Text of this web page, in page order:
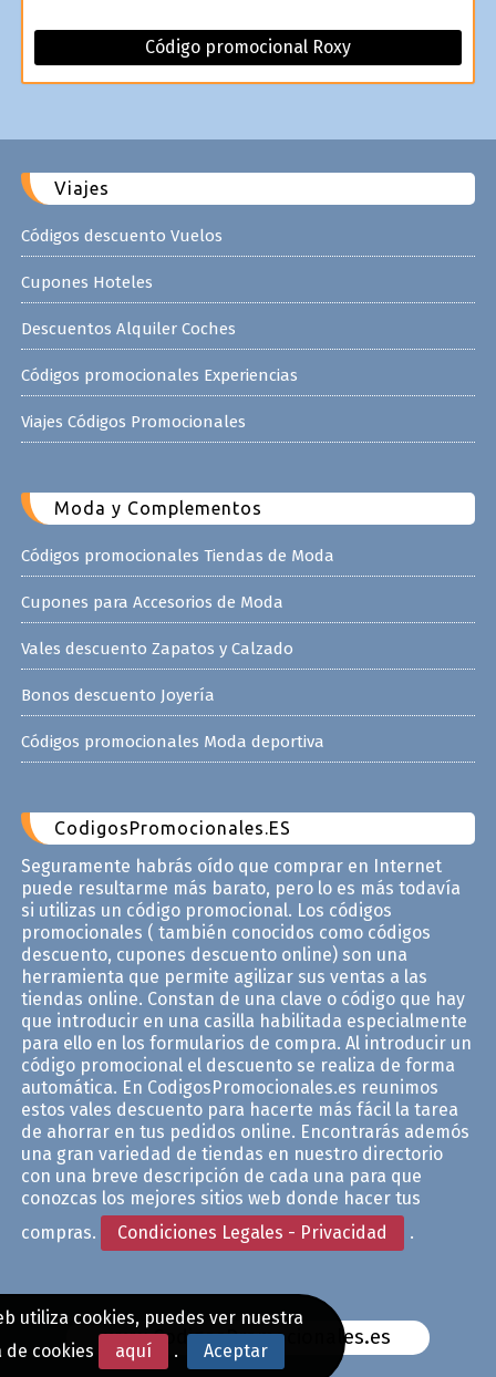
Código promocional Roxy
Viajes
Códigos descuento Vuelos
Cupones Hoteles
Descuentos Alquiler Coches
Códigos promocionales Experiencias
Viajes Códigos Promocionales
Moda y Complementos
Códigos promocionales Tiendas de Moda
Cupones para Accesorios de Moda
Vales descuento Zapatos y Calzado
Bonos descuento Joyería
Códigos promocionales Moda deportiva
CodigosPromocionales.ES
Seguramente habrás oído que comprar en Internet
puede resultarme más barato, pero lo es más todavía
si utilizas un código promocional. Los códigos
promocionales ( también conocidos como códigos
descuento, cupones descuento online) son una
herramienta que permite agilizar sus ventas a las
tiendas online. Constan de una clave o código que hay
que introducir en una casilla habilitada especialmente
para ello en los formularios de compra. Al introducir un
código promocional el descuento se realiza de forma
automática. En CodigosPromocionales.es reunimos
estos vales descuento para hacerte más fácil la tarea
de ahorrar en tus pedidos online. Encontrarás ademós
una gran variedad de tiendas en nuestro directorio
con una breve descripción de cada una para que
conozcas los mejores sitios web donde hacer tus
compras.
Condiciones Legales - Privacidad .
www.CodigosPromocionales.es
utiliza cookies, puedes ver nuestra
cookies
aquí . Aceptar